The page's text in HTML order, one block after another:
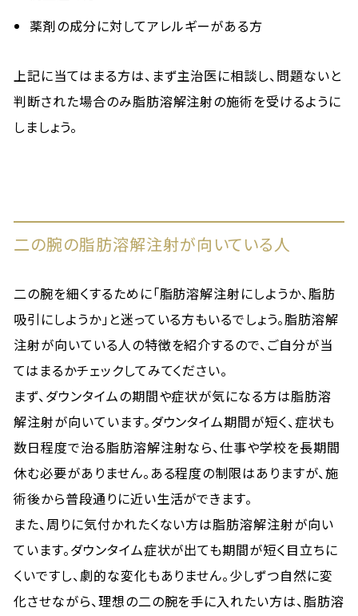
薬剤の成分に対してアレルギーがある方
上記に当てはまる方は、まず主治医に相談し、問題ないと
判断された場合のみ脂肪溶解注射の施術を受けるように
しましょう。
二の腕の脂肪溶解注射が向いている人
二の腕を細くするために「脂肪溶解注射にしようか、脂肪
吸引にしようか」と迷っている方もいるでしょう。脂肪溶解
注射が向いている人の特徴を紹介するので、ご自分が当
てはまるかチェックしてみてください。
まず、ダウンタイムの期間や症状が気になる方は脂肪溶
解注射が向いています。ダウンタイム期間が短く、症状も
数日程度で治る脂肪溶解注射なら、仕事や学校を長期間
休む必要がありません。ある程度の制限はありますが、施
術後から普段通りに近い生活ができます。
また、周りに気付かれたくない方は脂肪溶解注射が向い
ています。ダウンタイム症状が出ても期間が短く目立ちに
くいですし、劇的な変化もありません。少しずつ自然に変
化させながら、理想の二の腕を手に入れたい方は、脂肪溶